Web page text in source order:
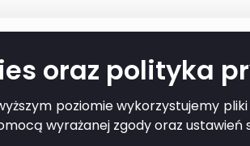
oraz polityka
poziomie wykorzystujemy
wyrażanej zgody oraz